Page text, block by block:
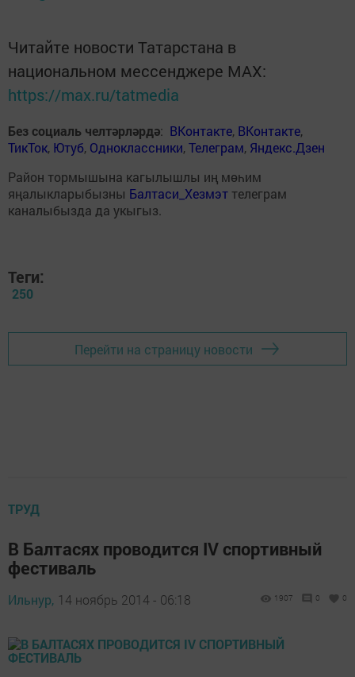
Читайте новости Татарстана в
национальном мессенджере MАХ:
https://max.ru/tatmedia
Без социаль челтәрләрдә: ВКонтакте, ВКонтакте,
ТикТок, Ютуб, Одноклассники,Телеграм, Яндекс.Дзен
Район тормышына кагылышлы иң мөһим
яңалыкларыбызны Балтаси_Хезмэт телеграм
каналыбызда да укыгыз.
Теги:
250
Перейти на страницу новости
ТРУД
В Балтасях проводится IV спортивный
фестиваль
Ильнур, 14 ноябрь 2014 - 06:18 1907 0 0